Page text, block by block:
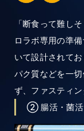
「断食って難し
ロラボ専用の準
いて設計されて
パク質などを一
ず、ファスティ
② 腸活・菌活